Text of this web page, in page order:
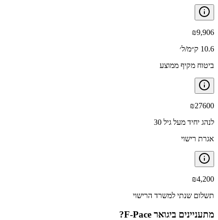
₪9,906
10.6 ק״מ/ל׳
ביטוח מקיף ממוצע
₪27600
לנהג יחיד מעל גיל 30
אגרת רישוי
₪4,200
תשלום שנתי למשרד הרישוי
מתעניינים ביגואר F-Pace ?